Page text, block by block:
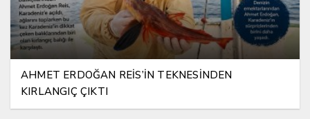
AHMET ERDOĞAN REİS’İN TEKNESİNDEN
KIRLANGIÇ ÇIKTI